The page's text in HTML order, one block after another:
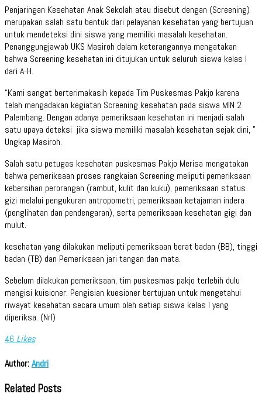
Penjaringan Kesehatan Anak Sekolah atau disebut dengan (Screening)
merupakan salah satu bentuk dari pelayanan kesehatan yang bertujuan
untuk mendeteksi dini siswa yang memiliki masalah kesehatan.
Penanggungjawab UKS Masiroh dalam keterangannya mengatakan
bahwa Screening kesehatan ini ditujukan untuk seluruh siswa kelas I
dari A-H.
“Kami sangat berterimakasih kepada Tim Puskesmas Pakjo karena
telah mengadakan kegiatan Screening kesehatan pada siswa MIN 2
Palembang. Dengan adanya pemeriksaan kesehatan ini menjadi salah
satu upaya deteksi jika siswa memiliki masalah kesehatan sejak dini, ”
Ungkap Masiroh.
Salah satu petugas kesehatan puskesmas Pakjo Merisa mengatakan
bahwa pemeriksaan proses rangkaian Screening meliputi pemeriksaan
kebersihan perorangan (rambut, kulit dan kuku), pemeriksaan status
gizi melalui pengukuran antropometri, pemeriksaan ketajaman indera
(penglihatan dan pendengaran), serta pemeriksaan kesehatan gigi dan
mulut.
kesehatan yang dilakukan meliputi pemeriksaan berat badan (BB), tinggi
badan (TB) dan Pemeriksaan jari tangan dan mata.
Sebelum dilakukan pemeriksaan, tim puskesmas pakjo terlebih dulu
mengisi kuisioner. Pengisian kuesioner bertujuan untuk mengetahui
riwayat kesehatan secara umum oleh setiap siswa kelas I yang
diperiksa. (Nrl)
46 Likes
Author:Andri
Related Posts